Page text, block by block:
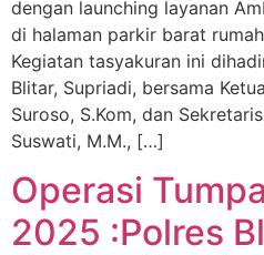
dengan launching layanan
di halaman parkir barat
Kegiatan tasyakuran ini
Blitar, Supriadi, bersama
Suroso, S.Kom, dan
Suswati, M.M., […]
Operasi
2025 :Polres